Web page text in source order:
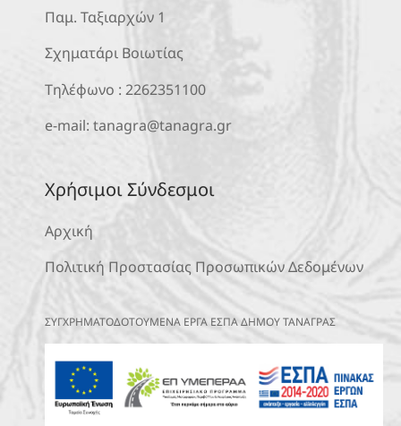
Παμ. Ταξιαρχών 1
Σχηματάρι Βοιωτίας
Τηλέφωνο : 2262351100
e-mail: tanagra@tanagra.gr
Χρήσιμοι Σύνδεσμοι
Αρχική
Πολιτική Προστασίας Προσωπικών Δεδομένων
ΣΥΓΧΡΗΜΑΤΟΔΟΤΟΥΜΕΝΑ ΕΡΓΑ ΕΣΠΑ ΔΗΜΟΥ ΤΑΝΑΓΡΑΣ